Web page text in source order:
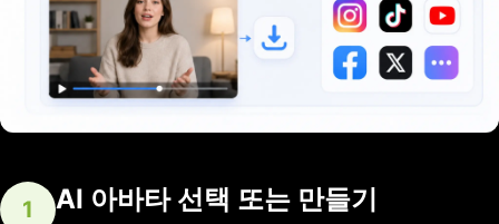
1 AI 아바타 선택 또는 만들기